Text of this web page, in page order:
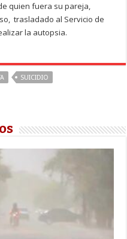
quien fuera su pareja,
trasladado al Servicio de
la autopsia.
SUICIDIO